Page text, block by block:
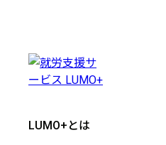
LUMO+とは